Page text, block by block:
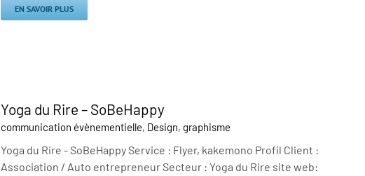
EN SAVOIR PLUS
Yoga du Rire – SoBeHappy
communication évènementielle, Design, graphisme
Yoga du Rire - SoBeHappy Service : Flyer, kakemono Profil Client :
Association / Auto entrepreneur Secteur : Yoga du Rire site web: